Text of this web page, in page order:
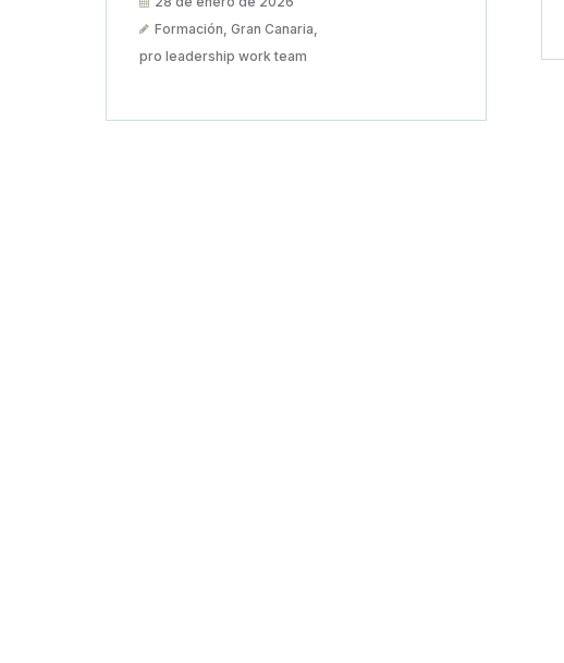
Formación Gran Canaria
pro leadership work team